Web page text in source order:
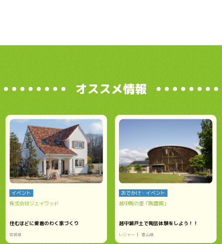
オススメ情報
イベント
株式会社ジェイウッド
住むほどに愛着のわく家づくり
宮城県
おでかけ・イベント
越中陶の里「陶農館」
越中瀬戸土で陶芸体験をしよう！！
レジャー 富山県